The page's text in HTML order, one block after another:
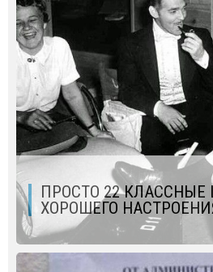
ПРОСТО 22
ХОРОШЕГО